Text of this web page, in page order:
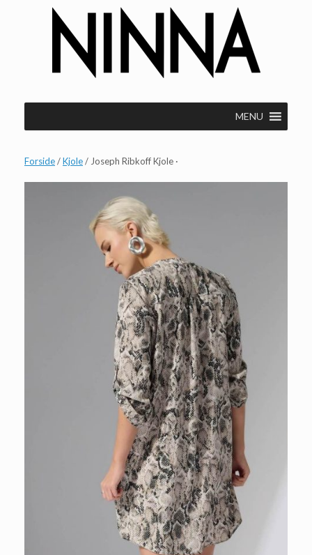
MENU
Forside/Kjole/ Joseph Ribkoff Kjole ·